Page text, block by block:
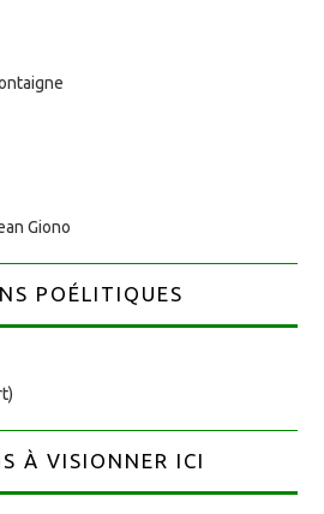
Giono
POÉLITIQUES
À VISIONNER ICI